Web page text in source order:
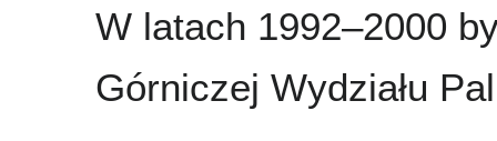
W latach 1992–2000
Górniczej Wydziału